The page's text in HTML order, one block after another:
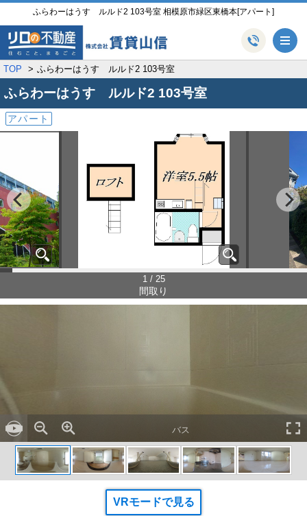
ふらわーはうす ルルド2 103号室 相模原市緑区東橋本[アパート]
TOP ふらわーはうす ルルド2 103号室
ふらわーはうす ルルド2 103号室
アパート
1 / 25
間取り
バス
VRモードで見る